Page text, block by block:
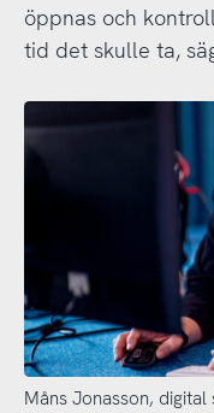
öppnas och
tid det skulle ta,
Måns Jonasson,